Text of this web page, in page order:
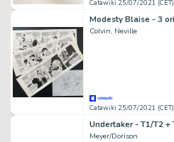
Catawiki 25/07/2021 (CET)
Colvin, Neville
Catawiki 25/07/2021 (CET)
Meyer/Dorison